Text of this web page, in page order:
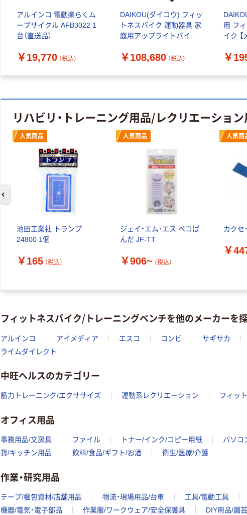
アルインコ 電動楽らくム
ーブサイクル AFB3022 1
台（直送品）
￥19,770 （税込）
DAIKOU(ダイコウ) フィッ
トネスバイク 運動器具 家
庭用アップライトバイク
￥108,680 （税込）
用 フ
イク 【
￥
リハビリ・トレーニング用品/レクリエーショ
人気商品
池田工業社 トランプ
24800 1個
￥165 （税込）
人気商品
ジェイ・エム・エス ペコぱ
んだ JF-TT
￥906~ （税込）
人気商
カクセ
￥
前のスライドへ
フィットネスバイク/トレーニングベンチを他のメーカーを
アルインコ アイメディア エスコ コンビ サギサカ
ライムダイレクト
中旺ヘルスのカテゴリー
筋力トレーニング/エクササイズ 運動系レクリエーション フィッ
オフィス用品
事務用品/文房具 ファイル トナー/インク/コピー用紙 パソコ
貨/キッチン用品
飲料/食品/ギフト/お酒 衛生/医療/介護
作業・研究用品
テープ/梱包資材/店舗用品 物流・現場用品/台車 工具/電動工具
機器/電気・電子部品
作業服/ワークウェア/安全保護具 DIY用品/園
コンパクト ビ
ビッド PEFC認
証
オリジナル
ルチペーパー
ミー+
アスクル はたら
く ふせん
50×15mm
￥386~ （税込）
ルオリジナル
オリジナル
ナル ラミネー
サイズ
ペーパータオル
中判 再生紙
100％ 200枚
FSC認証 シング
ル 大王製紙共同
企画 オリジナル
￥149~ （税込）
本気プ
本気プ